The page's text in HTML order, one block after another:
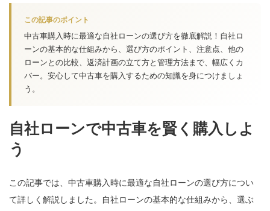
この記事のポイント
中古車購入時に最適な自社ローンの選び方を徹底解説！自社ロ
ーンの基本的な仕組みから、選び方のポイント、注意点、他の
ローンとの比較、返済計画の立て方と管理方法まで、幅広くカ
バー。安心して中古車を購入するための知識を身につけましょ
う。
自社ローンで中古車を賢く購入しよ
う
この記事では、中古車購入時に最適な自社ローンの選び方につい
て詳しく解説しました。自社ローンの基本的な仕組みから、選ぶ